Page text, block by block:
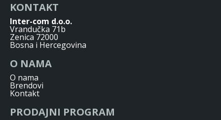
KONTAKT
Inter-com d.o.o.
Vrandučka 71b
Zenica 72000
Bosna i Hercegovina
O NAMA
O nama
Brendovi
Kontakt
PRODAJNI PROGRAM